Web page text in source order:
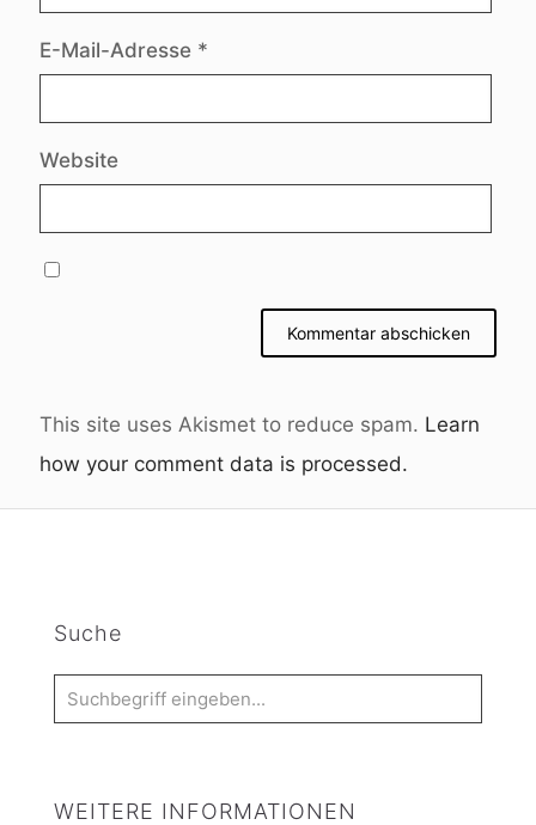
E-Mail-Adresse *
Website
This site uses Akismet to reduce spam. Learn
how your comment data is processed.
Suche
WEITERE INFORMATIONEN